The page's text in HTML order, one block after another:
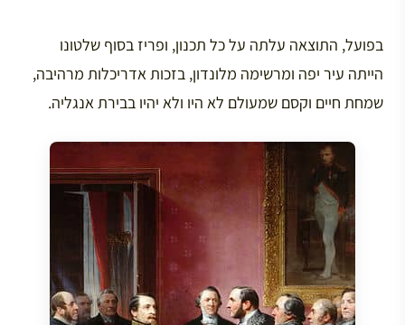
בפועל, התוצאה עלתה על כל תכנון, ופריז בסוף שלטונו
הייתה עיר יפה ומרשימה מלונדון, בזכות אדריכלות מרהיבה,
שמחת חיים וקסם שמעולם לא היו ולא יהיו בבירת אנגליה.